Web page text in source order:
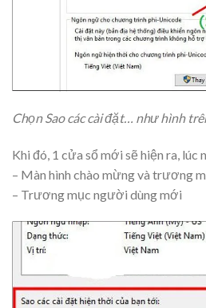
Chọn Sao các cài đặt… như hình
Khi đó, 1 cửa sổ mới sẽ hiện ra, lúc
– Màn hình chào mừng và trương
– Trương mục người dùng mới